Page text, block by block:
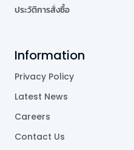
ประวัติการสั่งซื้อ
Information
Privacy Policy
Latest News
Careers
Contact Us